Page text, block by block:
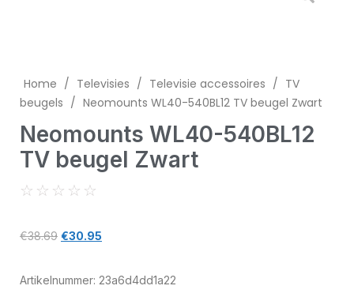
Home / Televisies / Televisie accessoires / TV
beugels / Neomounts WL40-540BL12 TV beugel Zwart
Neomounts WL40-540BL12
TV beugel Zwart
☆ ☆ ☆ ☆ ☆
€38.69 €30.95
Artikelnummer: 23a6d4dd1a22